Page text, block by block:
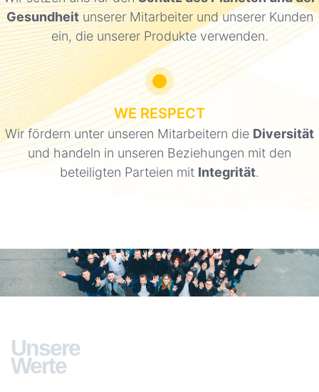
und
Verbundwerkstoffe
Unsere
Märkte
Harze
Additive
Unsere
Serviceleistungen
ZU UNS
KOMMEN?
uns
Gesundheitunserer Mitarbeiter und unserer Kunden
ein, die unserer Produkte verwenden.
WE RESPECT
Wir fördern unter unseren Mitarbeitern die Diversität
und handeln in unseren Beziehungen mit den
beteiligten Parteien mit Integrität.
Unsere
Werte